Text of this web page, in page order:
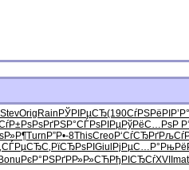
StevOrig Rain РЎРІРµСЂ(190СѓРЅРёРІ
РѕРґРЅР°СЃРѕРІРµРўРёС…РѕР
Turn Р”Р•-8ThisCreoР‘СѓСЂРґ
СЃРµСЂС‚ РїСЂРѕРІ Giul РјРµС…Р°
Bonu РєР°РЅРґРР»Р»СЋРђРІСЂСѓXVII